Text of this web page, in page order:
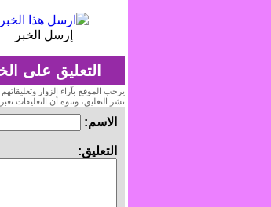
إرسل الخبر
التعليق على
يرحب الموقع بآراء الزوار
نشر التعليق، وننوه أن التعليقات
الاسم:
التعليق: